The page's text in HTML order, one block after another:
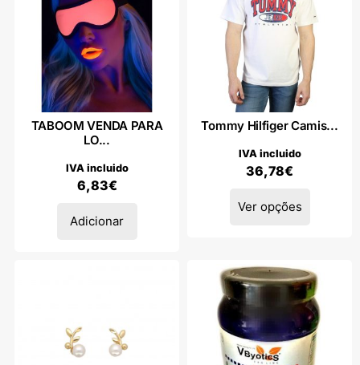
TABOOM VENDA PARA
LO...
6,83€
IVA incluido
Adicionar
Tommy Hilfiger Camis...
36,78€
IVA incluido
Ver opções